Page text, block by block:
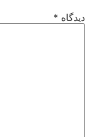
دیدگاه *